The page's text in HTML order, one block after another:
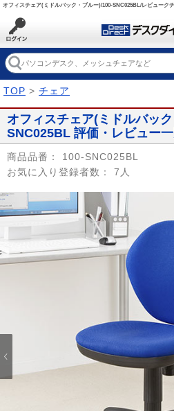
オフィスチェア(ミドルバック・ブルー)/100-SNC025BL/レビューク
TOP > チェア
オフィスチェア(ミドルバッ
SNC025BL 評価・レビュー
商品品番：
100-SNC025BL
お気に入り登録者数：
7人
Prev